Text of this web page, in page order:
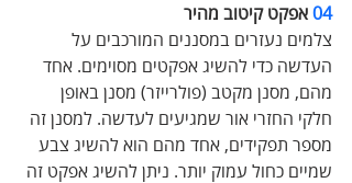
04 אפקט קיטוב מהיר
צלמים נעזרים במסננים המורכבים על
העדשה כדי להשיג אפקטים מסוימים. אחד
מהם, מסנן מקטב (פולרייזר) מסנן באופן
חלקי החזרי אור שמגיעים לעדשה. למסנן זה
מספר תפקידים, אחד מהם הוא להשיג צבע
שמיים כחול עמוק יותר. ניתן להשיג אפקט זה